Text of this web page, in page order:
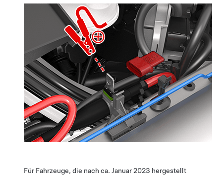
Für Fahrzeuge, die nach ca. Januar 2023 hergestellt